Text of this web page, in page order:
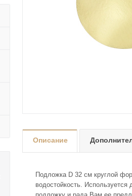
Описание
Подложка D 32 см круглой
водостойкость.